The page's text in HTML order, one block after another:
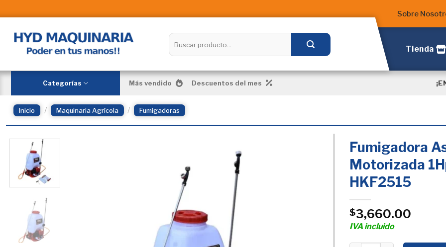
to
content
Sobre
Buscar
por:
Tienda
Categorías Más vendido Descuentos del mes
Inicio / Maquinaria Agrícola / Fumigadoras
Fumigadora
Motorizada
HKF2515
$3,660.00
IVA incluido